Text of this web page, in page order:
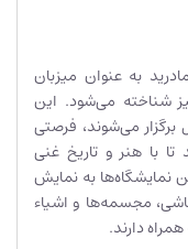
به عنوان میزبان
شناخته می‌شود. این
می‌شوند، فرصتی
تا با هنر و تاریخ غنی
نمایشگاه‌ها به نمایش
مجسمه‌ها و اشیاء
دارند.